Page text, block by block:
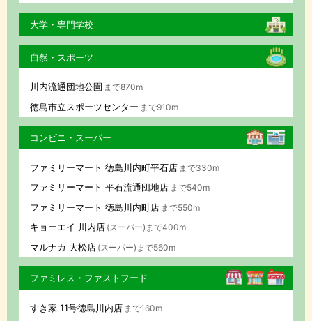
大学・専門学校
自然・スポーツ
川内流通団地公園 まで870m
徳島市立スポーツセンター まで910m
コンビニ・スーパー
ファミリーマート 徳島川内町平石店 まで330m
ファミリーマート 平石流通団地店 まで540m
ファミリーマート 徳島川内町店 まで550m
キョーエイ 川内店 (スーパー)まで400m
マルナカ 大松店 (スーパー)まで560m
ファミレス・ファストフード
すき家 11号徳島川内店 まで160m